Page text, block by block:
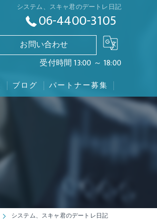
システム、スキャ君のデートレ日記
06-4400-3105
お問い合わせ
受付時間 13:00 ～ 18:00
ブログ パートナー募集
システム、スキャ君のデートレ日記